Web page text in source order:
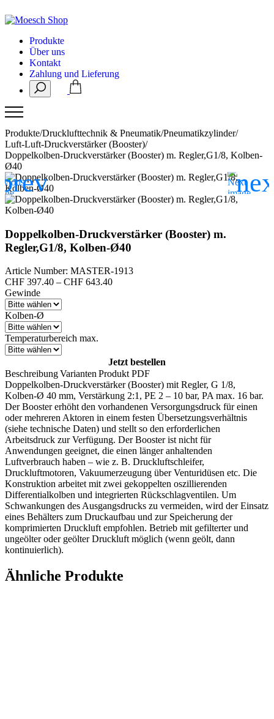
Produkte
Über uns
Kontakt
Zahlung und Lieferung
Produkte/Drucklufttechnik & Pneumatik/Pneumatikzylinder/
Luft-Luft-Druckverstärker (Booster)/
Doppelkolben-Druckverstärker (Booster) m. Regler,G1/8, Kolben-
Ø40
Doppelkolben-Druckverstärker (Booster) m.
Regler,G1/8, Kolben-Ø40
Article Number: MASTER-1913
CHF 397.40 – CHF 643.40Preisspanne:
Gewinde
Kolben-Ø
Temperaturbereich max.
Jetzt bestellen
BeschreibungVarianten Produkt PDF
Doppelkolben-Druckverstärker (Booster) mit Regler, G 1/8,
Kolben-Ø 40 mm, Verstärkung 2:1, PE 2 – 10 bar, PA max. 16 bar.
Der Booster erhöht den vorhandenen Versorgungsdruck für einen
oder mehreren Aktoren in einem festen Übersetzungsverhältnis
(siehe technische Daten) und stellt so den erforderlichen
Arbeitsdruck zur Verfügung. Der Booster ist nicht für
Anwendungen geeignet, die einen länger anhaltenden
Luftverbrauch haben – wie z. B. Druckluftschleifer,
Druckluftmotoren, Vakuumerzeugung über Venturidüsen etc. Die
Konstruktion arbeitet mit zwei gekoppelten oszillierenden
Differentialkolben und integrierten Rückschlagventilen. Um
Schwankungen des Ausgangsdrucks zu vermeiden, wird der Einsatz
eines Behälters zum Druckaufbau und zur Speicherung der
komprimierten Druckluft empfohlen. Betrieb mit gefilterter und
ungeölter oder geölter Druckluft möglich (wenn geölt, dann
kontinuierlich).
Ähnliche Produkte